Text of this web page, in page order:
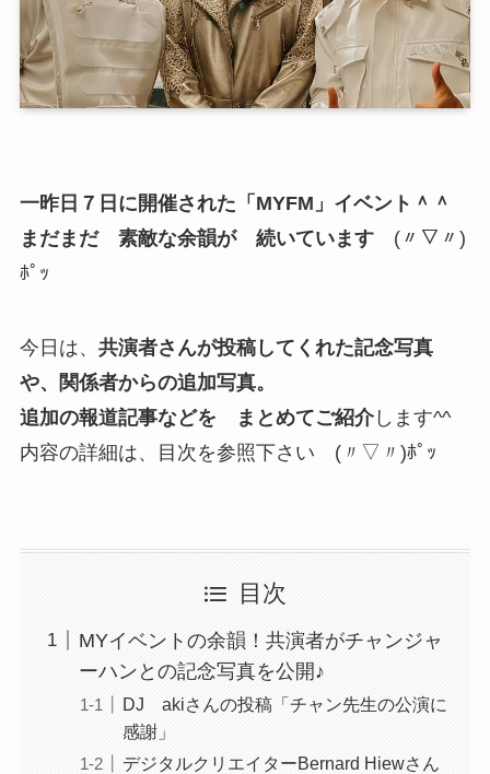
一昨日７日に開催された「MYFM」イベント＾＾
まだまだ 素敵な余韻が 続いています(〃▽〃)
ﾎﾟｯ
今日は、 共演者さんが投稿してくれた記念写真
や、関係者からの追加写真。
追加の報道記事などを まとめてご紹介します^^
内容の詳細は、目次を参照下さい (〃▽〃)ﾎﾟｯ
目次
MYイベントの余韻！共演者がチャンジャ
ーハンとの記念写真を公開♪
DJ akiさんの投稿「チャン先生の公演に
感謝」
デジタルクリエイターBernard Hiewさん